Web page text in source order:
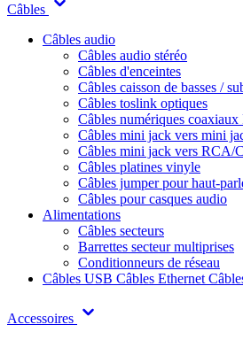
Câbles
Câbles audio
Câbles audio stéréo
Câbles d'enceintes
Câbles caisson de basses /
Câbles toslink optiques
Câbles numériques
Câbles mini jack vers mini
Câbles mini jack vers RCA/
Câbles platines vinyle
Câbles jumper pour haut-
Câbles pour casques audio
Alimentations
Câbles secteurs
Barrettes secteur multiprises
Conditionneurs de réseau
Câbles USB Câbles Ethernet
Accessoires